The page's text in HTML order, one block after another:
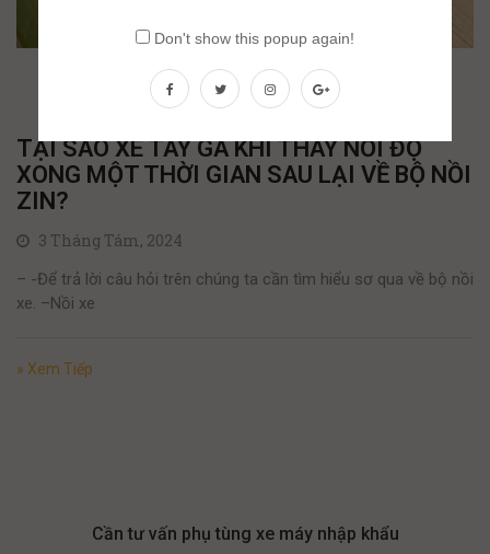
TẠI SAO XE TAY GA KHI THAY NỒI ĐỘ
XONG MỘT THỜI GIAN SAU LẠI VỀ BỘ NỒI
ZIN?
3 Tháng Tám, 2024
– -Để trả lời câu hỏi trên chúng ta cần tìm hiểu sơ qua về bộ nồi
xe. –Nồi xe
» Xem Tiếp
Cần tư vấn phụ tùng xe máy nhập khẩu
Don't show this popup again!